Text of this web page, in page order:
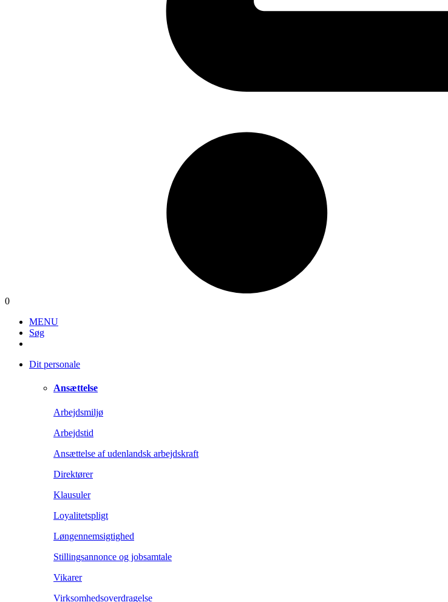
0
MENU
Søg
Dit personale
Ansættelse
Arbejdsmiljø
Arbejdstid
Ansættelse af udenlandsk arbejdskraft
Direktører
Klausuler
Loyalitetspligt
Løngennemsigtighed
Stillingsannonce og jobsamtale
Vikarer
Virksomhedsoverdragelse